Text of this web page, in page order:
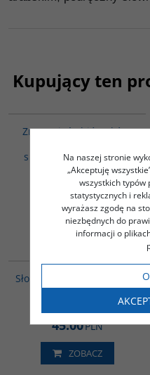
Kupujący ten
Zrozumieć Chińczyków.
społeczności chińskich
Zajdler Ewa
58.00PLN
ZOBACZ
Słownik tematyczny języka
arabskiego
45.00PLN
ZOBACZ
Na naszej stronie
„Akceptuję
wszystkich typów
statystycznych i
wyrażasz zgodę na
niezbędnych do
informacji o